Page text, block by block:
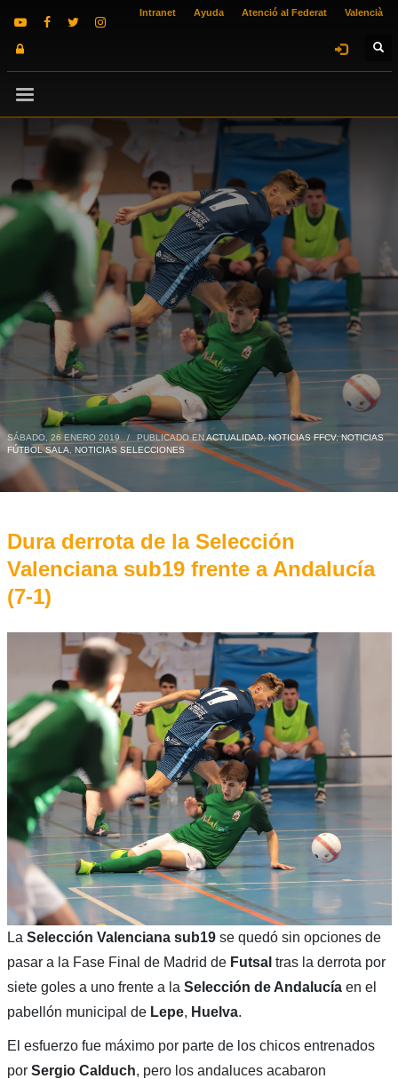
Intranet Ayuda Atenció al Federat Valencià
SÁBADO, 26 ENERO 2019 / PUBLICADO ENACTUALIDAD,NOTICIAS FFCV,NOTICIAS
FÚTBOL SALA
NOTICIAS SELECCIONES
Dura derrota de la Selección
Valenciana sub19 frente a Andalucía
(7-1)
La Selección Valenciana sub19se quedó sin opciones de
pasar a la Fase Final de Madrid de Futsal tras la derrota por
siete goles a uno frente a la Selección de Andalucíaen el
pabellón municipal de Lepe, Huelva.
El esfuerzo fue máximo por parte de los chicos entrenados
por Sergio Calduch, pero los andaluces acabaron